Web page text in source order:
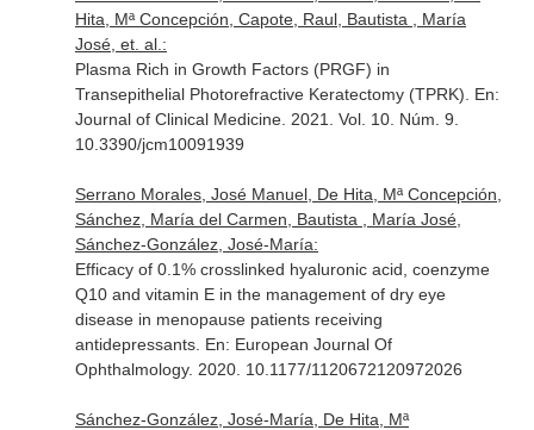
Hita, Mª Concepción, Capote, Raul, Bautista , María
José, et. al.:
Plasma Rich in Growth Factors (PRGF) in
Transepithelial Photorefractive Keratectomy (TPRK). En:
Journal of Clinical Medicine. 2021. Vol. 10. Núm. 9.
10.3390/jcm10091939
Serrano Morales, José Manuel, De Hita, Mª Concepción,
Sánchez, María del Carmen, Bautista , María José,
Sánchez-González, José-María:
Efficacy of 0.1% crosslinked hyaluronic acid, coenzyme
Q10 and vitamin E in the management of dry eye
disease in menopause patients receiving
antidepressants. En: European Journal Of
Ophthalmology. 2020. 10.1177/1120672120972026
Sánchez-González, José-María, De Hita, Mª